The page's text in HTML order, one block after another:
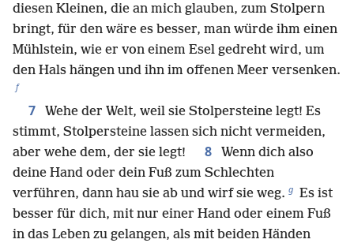
diesen Kleinen, die an mich glauben, zum Stolpern
bringt, für den wäre es besser, man würde ihm einen
Mühlstein, wie er von einem Esel gedreht wird, um
den Hals hängen und ihn im offenen Meer versenken.
f
7
Wehe der Welt, weil sie Stolpersteine legt! Es
stimmt, Stolpersteine lassen sich nicht vermeiden,
aber wehe dem, der sie legt!
8
Wenn dich also
deine Hand oder dein Fuß zum Schlechten
verführen, dann hau sie ab und wirf sie weg. g Es ist
besser für dich, mit nur einer Hand oder einem Fuß
in das Leben zu gelangen, als mit beiden Händen